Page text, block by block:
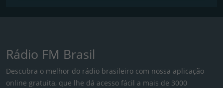
Rádio FM Brasil
Descubra o melhor do rádio brasileiro com nossa aplicação
online gratuita, que lhe dá acesso fácil a mais de 3000